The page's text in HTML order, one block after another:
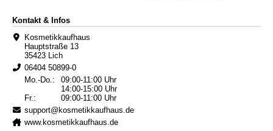
Kontakt & Infos
Kosmetikkaufhaus
Hauptstraße 13
35423 Lich
06404 50899-0
Mo.-Do.:
09:00-11:00 Uhr
14:00-15:00 Uhr
Fr.:
09:00-11:00 Uhr
support@kosmetikkaufhaus.de
www.kosmetikkaufhaus.de